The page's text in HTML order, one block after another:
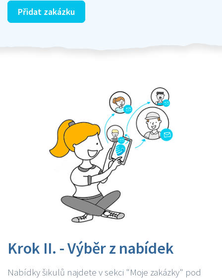
Přidat zakázku
Krok II. - Výběr z nabídek
Nabídky šikulů najdete v sekci "Moje zakázky" pod